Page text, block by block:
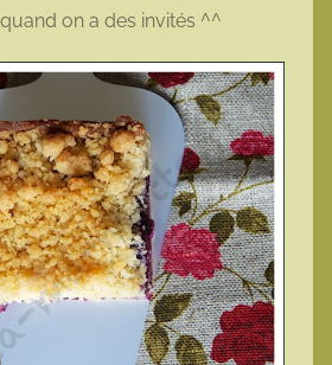
on a des invités ^^